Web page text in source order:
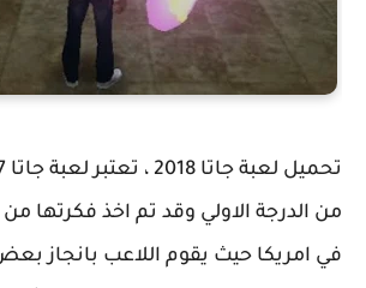
من الدرجة الاولي وقد تم اخذ فكرتها
في امريكا حيث يقوم اللاعب بانجاز